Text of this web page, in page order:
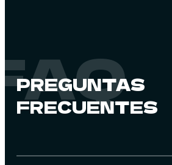
PREGUNTAS
FRECUENTES